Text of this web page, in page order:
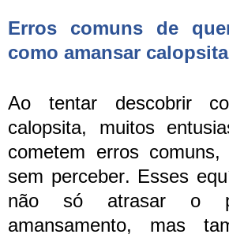
Erros comuns de
como amansar calopsita
Ao tentar descobrir
calopsita, muitos
cometem erros
sem perceber. Esses
não só atrasar o
amansamento, mas